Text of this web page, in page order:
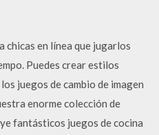
chicas en línea que jugarlos
Puedes crear estilos
juegos de cambio de imagen
enorme colección de
fantásticos juegos de cocina